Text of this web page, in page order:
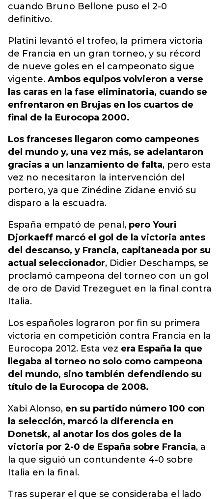
cuando Bruno Bellone puso el 2-0
definitivo.
Platini levantó el trofeo, la primera victoria
de Francia en un gran torneo, y su récord
de nueve goles en el campeonato sigue
vigente. Ambos equipos volvieron a verse
las caras en la fase eliminatoria, cuando se
enfrentaron en Brujas en los cuartos de
final de la Eurocopa 2000.
Los franceses llegaron como campeones
del mundo y, una vez más, se adelantaron
gracias a un lanzamiento de falta, pero esta
vez no necesitaron la intervención del
portero, ya que Zinédine Zidane envió su
disparo a la escuadra.
España empató de penal, pero Youri
Djorkaeff marcó el gol de la victoria antes
del descanso, y Francia, capitaneada por su
actual seleccionador, Didier Deschamps, se
proclamó campeona del torneo con un gol
de oro de David Trezeguet en la final contra
Italia.
Los españoles lograron por fin su primera
victoria en competición contra Francia en la
Eurocopa 2012. Esta vez era España la que
llegaba al torneo no solo como campeona
del mundo, sino también defendiendo su
título de la Eurocopa de 2008.
Xabi Alonso, en su partido número 100 con
la selección, marcó la diferencia en
Donetsk, al anotar los dos goles de la
victoria por 2-0 de España sobre Francia, a
la que siguió un contundente 4-0 sobre
Italia en la final.
Tras superar el que se consideraba el lado